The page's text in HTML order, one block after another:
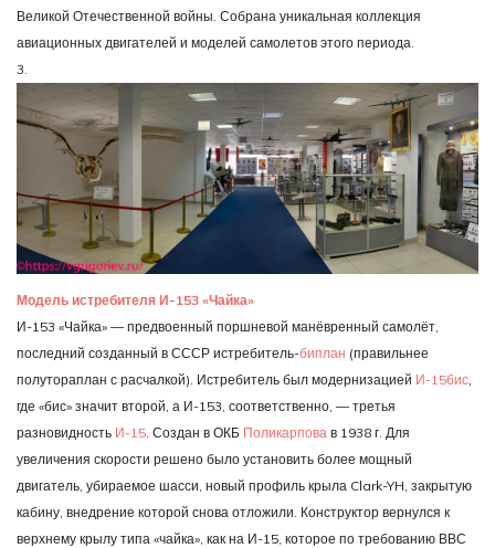
Великой Отечественной войны. Собрана уникальная коллекция
авиационных двигателей и моделей самолетов этого периода.
3.
Модель истребителя И-153 «Чайка»
И-153 «Чайка» — предвоенный поршневой манёвренный самолёт,
последний созданный в СССР истребитель-биплан (правильнее
полутораплан с расчалкой). Истребитель был модернизацией И-15бис
где «бис» значит второй, а И-153, соответственно, — третья
разновидность И-15 . Создан в ОКБ Поликарпова в 1938 г. Для
увеличения скорости решено было установить более мощный
двигатель, убираемое шасси, новый профиль крыла Clark-YH, закрытую
кабину, внедрение которой снова отложили. Конструктор вернулся к
верхнему крылу типа «чайка», как на И-15, которое по требованию ВВС